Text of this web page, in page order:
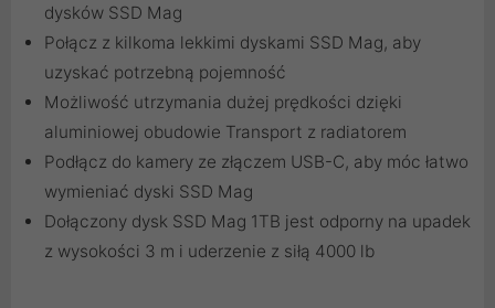
dysków SSD Mag
Połącz z kilkoma lekkimi dyskami SSD Mag, aby
uzyskać potrzebną pojemność
Możliwość utrzymania dużej prędkości dzięki
aluminiowej obudowie Transport z radiatorem
Podłącz do kamery ze złączem USB-C, aby móc łatwo
wymieniać dyski SSD Mag
Dołączony dysk SSD Mag 1TB jest odporny na upadek
z wysokości 3 m i uderzenie z siłą 4000 lb